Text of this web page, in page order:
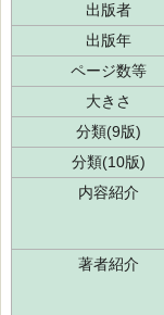
出版者
出版年
ページ数等
大きさ
分類(9版)
分類(10版)
内容紹介
著者紹介